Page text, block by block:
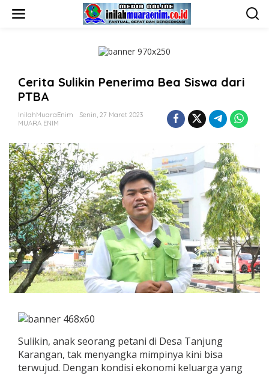
Cerita Sulikin Penerima Bea Siswa dari
PTBA
InilahMuaraEnim
Senin, 27 Maret 2023
MUARA ENIM
Sulikin, anak seorang petani di Desa Tanjung
Karangan, tak menyangka mimpinya kini bisa
terwujud. Dengan kondisi ekonomi keluarga yang